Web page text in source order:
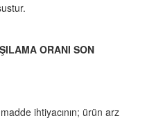
ORANI SON
ihtiyacının; ürün arz